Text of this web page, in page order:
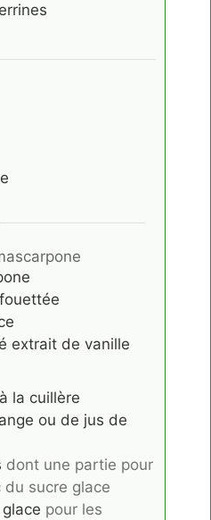
extrait de vanille
la cuillère
ou de jus de
dont une partie pour
du sucre glace
pour les